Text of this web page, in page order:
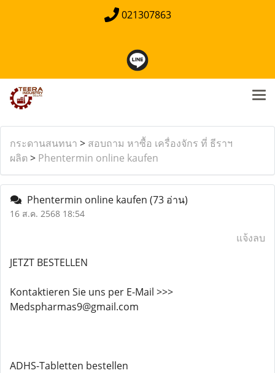
021307863
กระดานสนทนา > สอบถาม หาซื้อ เครื่องจักร ที่ ธีราฯ
ผลิต > Phentermin online kaufen
Phentermin online kaufen (73 อ่าน)
16 ส.ค. 2568 18:54
แจ้งลบ
JETZT BESTELLEN
Kontaktieren Sie uns per E-Mail >>>
Medspharmas9@gmail.com
ADHS-Tabletten bestellen